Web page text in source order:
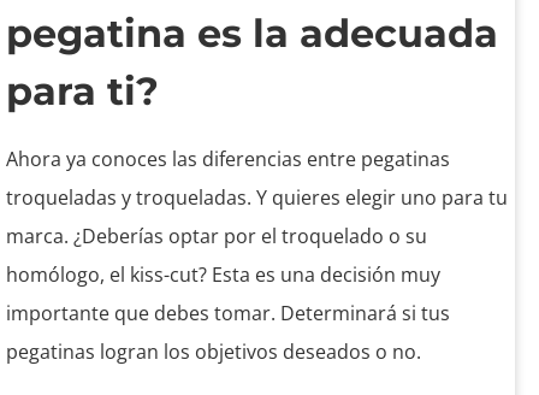
pegatina es la adecuada
para ti?
Ahora ya conoces las diferencias entre pegatinas
troqueladas y troqueladas. Y quieres elegir uno para tu
marca. ¿Deberías optar por el troquelado o su
homólogo, el kiss-cut? Esta es una decisión muy
importante que debes tomar. Determinará si tus
pegatinas logran los objetivos deseados o no.